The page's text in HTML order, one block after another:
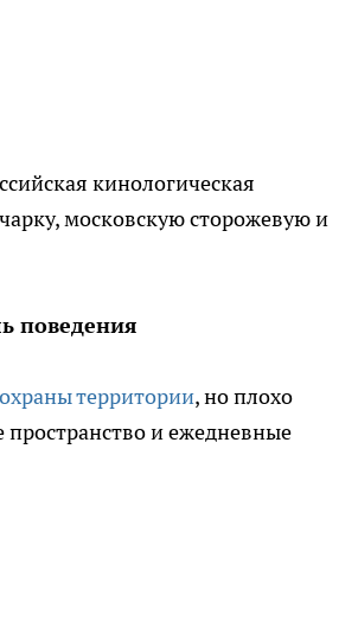
кинологическая
московскую сторожевую и
поведения
охраны территории, но плохо
и ежедневные